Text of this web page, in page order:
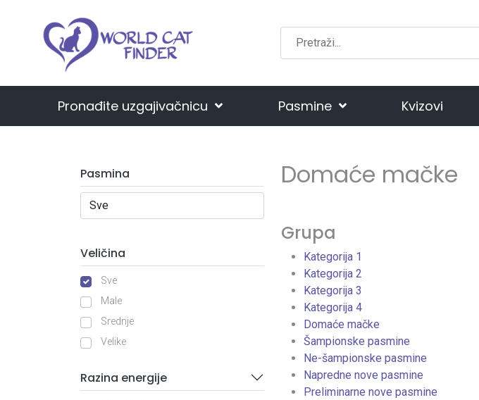
Pronađite uzgajivačnicu Pasmine Kvizovi
Pasmina
Veličina
Sve
Male
Srednje
Velike
Razina energije
Domaće mačke
Grupa
Kategorija 1
Kategorija 2
Kategorija 3
Kategorija 4
Domaće mačke
Šampionske pasmine
Ne-šampionske pasmine
Napredne nove pasmine
Preliminarne nove pasmine